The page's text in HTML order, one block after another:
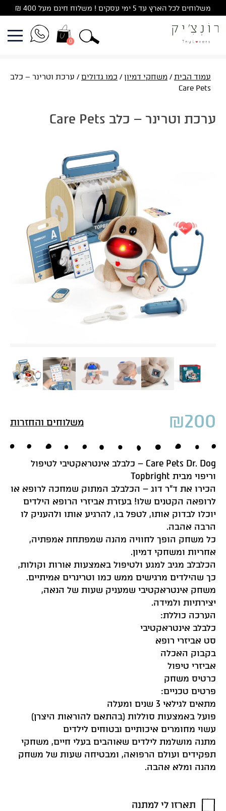
to
content
משלוחים לכל הארץ עד 5 ימי עסקים ! משלוח חינם מעל 400 ₪
0
עמוד הבית/ משחקי דמיון/ כמו גדולים/ ערכת וטרינר – כלב
Care Pets
ערכת וטרינר – כלב Care Pets
₪200 משלוחים והחזרות
Care Pets Dr. Dog – כלבלב אינטראקטיבי לטיפול
וריפוי מבית Topbright
הכירו את ד”ר דוג – הכלבלב המתוק שמחכה לרופא או
לרופאה הקטנים שלו! בעזרת אביזרי הרופא הילדים
יוכלו לבדוק אותו, לטפל בו, להרגיע אותו ולהעניק לו
הרבה אהבה.
כל משחק הופך לחוויה מהנה שמפתחת אמפתיה,
אחריות ומשחקי דמיון.
הכלבלב מגיב למגע ולטיפול באמצעות אורות וקולות,
כך שהילדים מרגישים ממש כמו וטרינרים אמיתיים.
משחק אינטראקטיבי שמעניק שעות של הנאה,
יצירתיות ולמידה.
הערכה כוללת:
כלבלב אינטראקטיבי
סט אביזרי רופא
בקבוק האכלה
אביזרי טיפול
כרטיס משחק
פרטים טכניים:
מתאים לגילאי 3 שנים ומעלה
פועל באמצעות סוללות (בהתאם להוראות היצרן)
עשוי מחומרים איכותיים ובטוחים לילדים
מתנה מושלמת לילדים שאוהבים בעלי חיים, משחקי
תפקידים ועולם הרפואה, ומבטיחה שעות של משחק
מהנה ומלא אהבה.
תארזו לי למתנה